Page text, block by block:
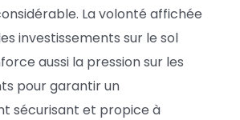
La volonté affichée
investissements sur le sol
aussi la pression sur les
pour garantir un
sécurisant et propice à